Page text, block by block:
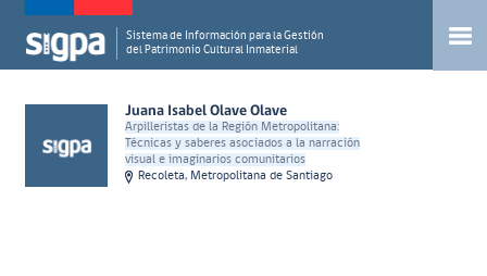
Sistema de Información para la Gestión
del Patrimonio Cultural Inmaterial
Juana Isabel Olave Olave
Arpilleristas de la Región Metropolitana:
Técnicas y saberes asociados a la narración
visual e imaginarios comunitarios
Recoleta, Metropolitana de Santiago